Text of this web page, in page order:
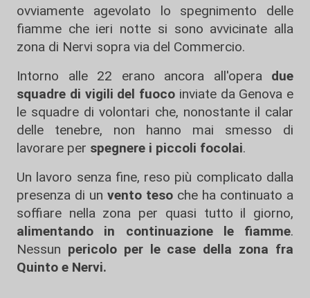
ovviamente agevolato lo spegnimento delle
fiamme che ieri notte si sono avvicinate alla
zona di Nervi sopra via del Commercio.
Intorno alle 22 erano ancora all'opera due
squadre di vigili del fuoco inviate da Genova e
le squadre di volontari che, nonostante il calar
delle tenebre, non hanno mai smesso di
lavorare per spegnere i piccoli focolai.
Un lavoro senza fine, reso più complicato dalla
presenza di un vento teso che ha continuato a
soffiare nella zona per quasi tutto il giorno,
alimentando in continuazione le fiamme.
Nessun pericolo per le case della zona fra
Quinto e Nervi.